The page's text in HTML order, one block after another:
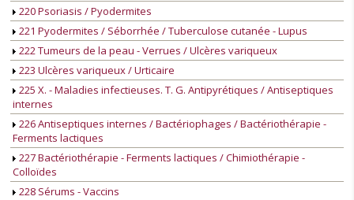
220 Psoriasis / Pyodermites
221 Pyodermites / Séborrhée / Tuberculose cutanée - Lupus
222 Tumeurs de la peau - Verrues / Ulcères variqueux
223 Ulcères variqueux / Urticaire
225 X. - Maladies infectieuses. T. G. Antipyrétiques / Antiseptiques
internes
226 Antiseptiques internes / Bactériophages / Bactériothérapie -
Ferments lactiques
227 Bactériothérapie - Ferments lactiques / Chimiothérapie -
Colloïdes
228 Sérums - Vaccins